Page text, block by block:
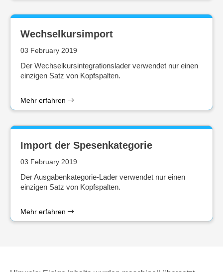
Wechselkursimport
03 February 2019
Der Wechselkursintegrationslader verwendet nur einen
einzigen Satz von Kopfspalten.
Mehr erfahren
Import der Spesenkategorie
03 February 2019
Der Ausgabenkategorie-Lader verwendet nur einen
einzigen Satz von Kopfspalten.
Mehr erfahren